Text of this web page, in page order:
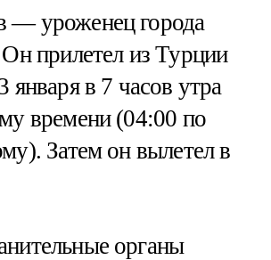
уроженец города
прилетел из Турции
января в 7 часов утра
времени (04:00 по
Затем он вылетел в
органы